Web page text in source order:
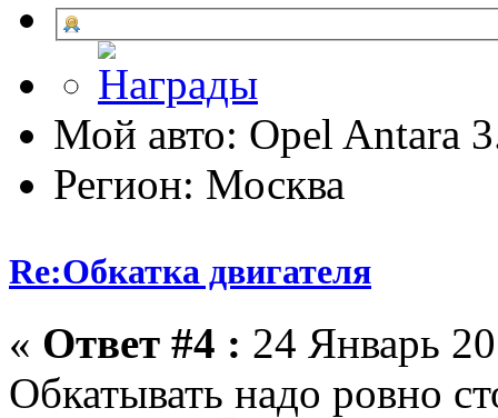
Мой авто: Opel Antara
Регион: Москва
Re:Обкатка двигателя
« Ответ #4 : 24 Январь
Обкатывать надо ровно